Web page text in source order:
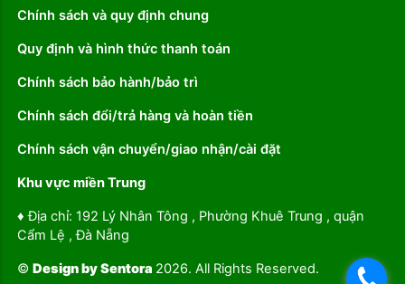
Chính sách và quy định chung
Quy định và hình thức thanh toán
Chính sách bảo hành/bảo trì
Chính sách đổi/trả hàng và hoàn tiền
Chính sách vận chuyển/giao nhận/cài đặt
Khu vực miền Trung
♦ Địa chỉ: 192 Lý Nhân Tông , Phường Khuê Trung , quận
Cẩm Lệ , Đà Nẵng
© Design by Sentora 2026. All Rights Reserved.
.